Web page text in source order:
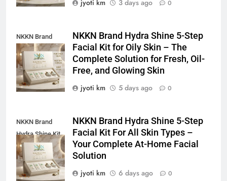
jyoti km 3 days ago 0
NKKN Brand
Shine Facial Kit
For Oily Skin
NKKN Brand Hydra Shine 5-Step
Facial Kit for Oily Skin – The
Complete Solution for Fresh, Oil-
Free, and Glowing Skin
jyoti km
5 days ago 0
NKKN Brand
Hydra Shine Kit
For All Skin
Types
NKKN Brand Hydra Shine 5-Step
Facial Kit For All Skin Types –
Your Complete At-Home Facial
Solution
jyoti km
6 days ago 0